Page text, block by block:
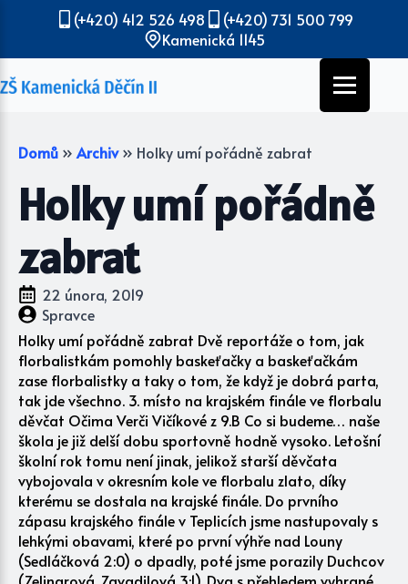
(+420) 412 526 498
(+420) 731 500 799
Kamenická 1145
Domů » Archiv » Holky umí pořádně zabrat
Holky umí pořádně
zabrat
22 února, 2019
Spravce
Holky umí pořádně zabrat Dvě reportáže o tom, jak
florbalistkám pomohly baskeťačky a baskeťačkám
zase florbalistky a taky o tom, že když je dobrá parta,
tak jde všechno. 3. místo na krajském finále ve florbalu
děvčat Očima Verči Vičíkové z 9.B Co si budeme… naše
škola je již delší dobu sportovně hodně vysoko. Letošní
školní rok tomu není jinak, jelikož starší děvčata
vybojovala v okresním kole ve florbalu zlato, díky
kterému se dostala na krajské finále. Do prvního
zápasu krajského finále v Teplicích jsme nastupovaly s
lehkými obavami, které po první výhře nad Louny
(Sedláčková 2:0) o dpadly, poté jsme porazily Duchcov